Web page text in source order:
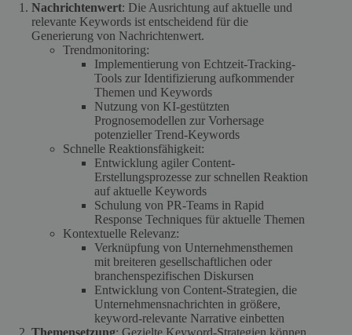
Nachrichtenwert: Die Ausrichtung auf aktuelle und
relevante Keywords ist entscheidend für die
Generierung von Nachrichtenwert.
Trendmonitoring:
Implementierung von Echtzeit-Tracking-
Tools zur Identifizierung aufkommender
Themen und Keywords
Nutzung von KI-gestützten
Prognosemodellen zur Vorhersage
potenzieller Trend-Keywords
Schnelle Reaktionsfähigkeit:
Entwicklung agiler Content-
Erstellungsprozesse zur schnellen Reaktion
auf aktuelle Keywords
Schulung von PR-Teams in Rapid
Response Techniques für aktuelle Themen
Kontextuelle Relevanz:
Verknüpfung von Unternehmensthemen
mit breiteren gesellschaftlichen oder
branchenspezifischen Diskursen
Entwicklung von Content-Strategien, die
Unternehmensnachrichten in größere,
keyword-relevante Narrative einbetten